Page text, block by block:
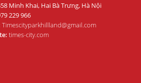
Minh Khai, Hai Bà Trưng, Hà Nội
229 966
Timescityparkhillland@gmail.com
times-city.com